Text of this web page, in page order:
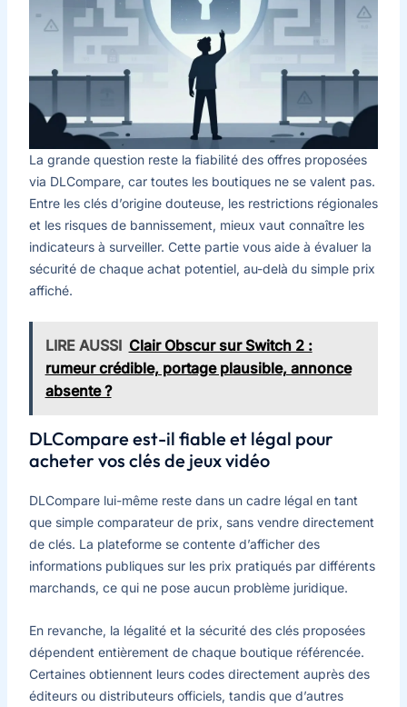
La grande question reste la fiabilité des offres proposées
via DLCompare, car toutes les boutiques ne se valent pas.
Entre les clés d’origine douteuse, les restrictions régionales
et les risques de bannissement, mieux vaut connaître les
indicateurs à surveiller. Cette partie vous aide à évaluer la
sécurité de chaque achat potentiel, au-delà du simple prix
affiché.
LIRE AUSSI Clair Obscur sur Switch 2 :
rumeur crédible, portage plausible, annonce
absente ?
DLCompare est-il fiable et légal pour
acheter vos clés de jeux vidéo
DLCompare lui-même reste dans un cadre légal en tant
que simple comparateur de prix, sans vendre directement
de clés. La plateforme se contente d’afficher des
informations publiques sur les prix pratiqués par différents
marchands, ce qui ne pose aucun problème juridique.
En revanche, la légalité et la sécurité des clés proposées
dépendent entièrement de chaque boutique référencée.
Certaines obtiennent leurs codes directement auprès des
éditeurs ou distributeurs officiels, tandis que d’autres